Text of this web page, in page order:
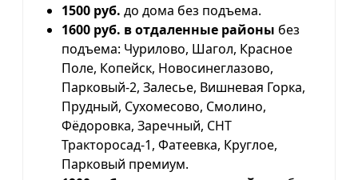
1500 руб. до дома без подъема.
1600 руб. в отдаленные районы без
подъема: Чурилово, Шагол, Красное
Поле, Копейск, Новосинеглазово,
Парковый-2, Залесье, Вишневая Горка,
Прудный, Сухомесово, Смолино,
Фёдоровка, Заречный, СНТ
Тракторосад-1, Фатеевка, Круглое,
Парковый премиум.